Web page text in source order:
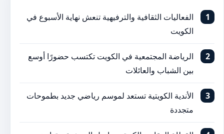
الفعاليات الثقافية والترفيهية تنعش نهاية الأسبوع في
الكويت
الرياضة المجتمعية في الكويت تكتسب حضورًا أوسع
بين الشباب والعائلات
الأندية الكويتية تستعد لموسم رياضي جديد بطموحات
متجددة